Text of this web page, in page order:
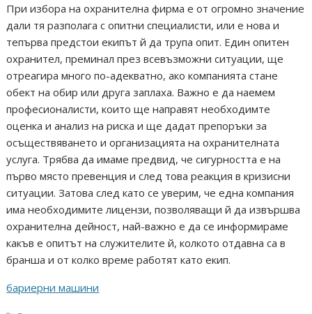
При избора на охранителна фирма е от огромно значение
дали тя разполага с опитни специалисти, или е нова и
тепърва предстои екипът й да трупа опит. Един опитен
охранител, преминал през всевъзможни ситуации, ще
отреагира много по-адекватно, ако компанията стане
обект на обир или друга заплаха. Важно е да наемем
професионалисти, които ще направят необходимте
оценка и анализ на риска и ще дадат препоръки за
осъществяването и организацията на охранителната
услуга. Трябва да имаме предвид, че сигурността е на
първо място превенция и след това реакция в кризисни
ситуации. Затова след като се уверим, че една компания
има необходимите лицензи, позволяващи й да извършва
охранителна дейност, най-важно е да се информираме
какъв е опитът на служителите й, колкото отдавна са в
бранша и от колко време работят като екип.
бариерни машини